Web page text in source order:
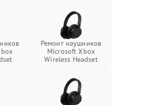
Ремонт наушников
Microsoft Xbox
Wireless Headset